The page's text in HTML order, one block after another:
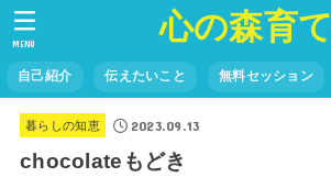
心の森育て
自己紹介 伝えたいこと 無料セッション
MENU
暮らしの知恵 2023.09.13
chocolateもどき